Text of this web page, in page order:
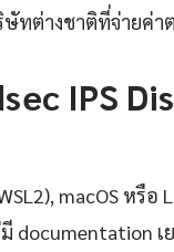
ษัทต่างชาติที่จ่ายค่
IPS
macOS หรือ
documentation เ